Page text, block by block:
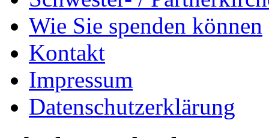
Wie Sie spenden können
Kontakt
Impressum
Datenschutzerklärung